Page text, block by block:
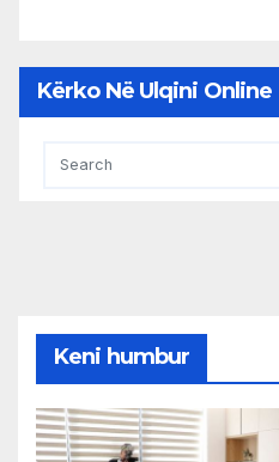
Kërko Në Ulqini Online
Keni humbur